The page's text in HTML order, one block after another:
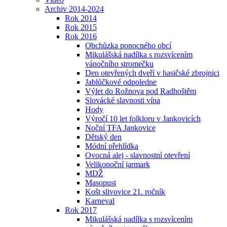
Archiv 2014-2024
Rok 2014
Rok 2015
Rok 2016
Obchůzka ponocného obcí
Mikulášská nadílka s rozsvícením
vánočního stromečku
Den otevřených dveří v hasičské zbrojnici
Jablůčkové odpoledne
Výlet do Rožnova pod Radhoštěm
Slovácké slavnosti vína
Hody
Výročí 10 let folkloru v Jankovicích
Noční TFA Jankovice
Dětský den
Módní přehlídka
Ovocná alej - slavnostní otevření
Velikonoční jarmark
MDŽ
Masopust
Košt slivovice 21. ročník
Karneval
Rok 2017
Mikulášská nadílka s rozsvícením